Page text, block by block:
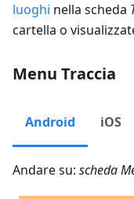
luoghi nella scheda
cartella o
Menu Traccia
Android iOS
Andare su: scheda